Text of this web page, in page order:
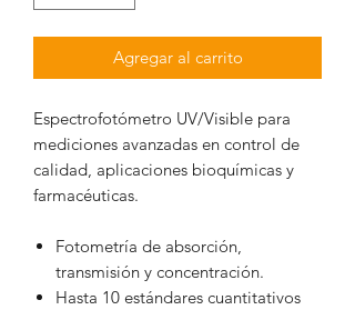
Agregar al carrito
Espectrofotómetro UV/Visible para
mediciones avanzadas en control de
calidad, aplicaciones bioquímicas y
farmacéuticas.
Fotometría de absorción,
transmisión y concentración.
Hasta 10 estándares cuantitativos